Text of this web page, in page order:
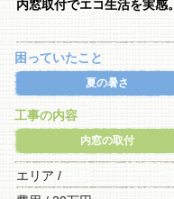
内窓取付でエコ生活を実感。
困っていたこと
夏の暑さ
工事の内容
内窓の取付
エリア /